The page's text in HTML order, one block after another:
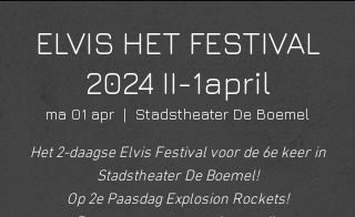
ELVIS HET FESTIVAL
2024 II-1april
ma 01 apr
  |
Stadstheater De Boemel
Het 2-daagse Elvis Festival voor de 6e keer in
Stadstheater De Boemel!
Op 2e Paasdag Explosion Rockets!